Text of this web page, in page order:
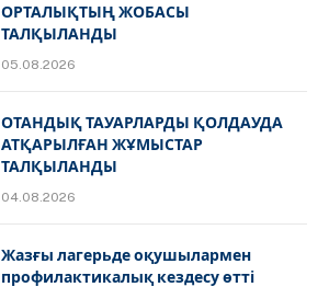
ОРТАЛЫҚТЫҢ ЖОБАСЫ
ТАЛҚЫЛАНДЫ
05.08.2026
ОТАНДЫҚ ТАУАРЛАРДЫ ҚОЛДАУДА
АТҚАРЫЛҒАН ЖҰМЫСТАР
ТАЛҚЫЛАНДЫ
04.08.2026
Жазғы лагерьде оқушылармен
профилактикалық кездесу өтті